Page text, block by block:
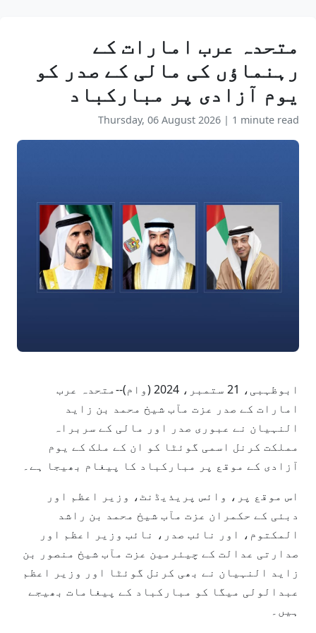
متحدہ عرب امارات کے
رہنماؤں کی مالی کے صدر کو
یوم آزادی پر مبارکباد
Thursday, 06 August 2026 | 1 minute read
ابوظہبی، 21 ستمبر، 2024 (وام)--متحدہ عرب
امارات کے صدر عزت مآب شیخ محمد بن زاید
النہیان نے عبوری صدر اور مالی کے سربراہ
مملکت کرنل اسمی گوئٹا کو ان کے ملک کے یوم
آزادی کے موقع پر مبارکباد کا پیغام بھیجا ہے۔
اس موقع پر، وائس پریذیڈنٹ، وزیر اعظم اور
دبئی کے حکمران عزت مآب شیخ محمد بن راشد
المکتوم، اور نائب صدر، نائب وزیر اعظم اور
صدارتی عدالت کے چیئرمین عزت مآب شیخ منصور بن
زاید النہیان نے بھی کرنل گوئٹا اور وزیر اعظم
عبدالولی میگا کو مبارکباد کے پیغامات بھیجے
ہیں۔